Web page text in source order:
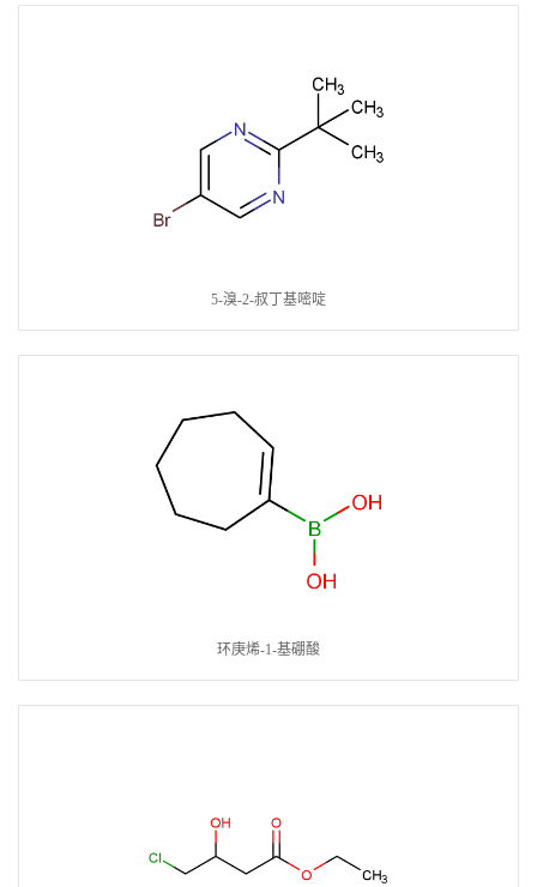
5-溴-2-叔丁基嘧啶
环庚烯-1-基硼酸